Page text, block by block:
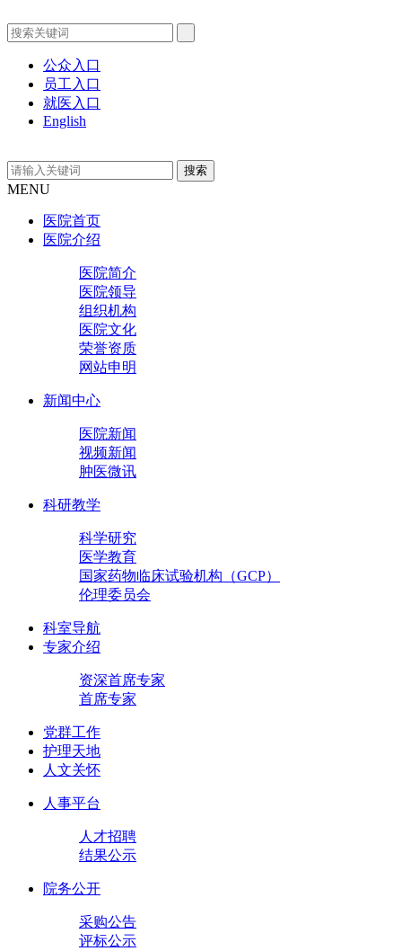
公众入口
员工入口
就医入口
English
MENU
医院首页
医院介绍
医院简介
医院领导
组织机构
医院文化
荣誉资质
网站申明
新闻中心
医院新闻
视频新闻
肿医微讯
科研教学
科学研究
医学教育
国家药物临床试验机构（GCP）
伦理委员会
科室导航
专家介绍
资深首席专家
首席专家
党群工作
护理天地
人文关怀
人事平台
人才招聘
结果公示
院务公开
采购公告
评标公示